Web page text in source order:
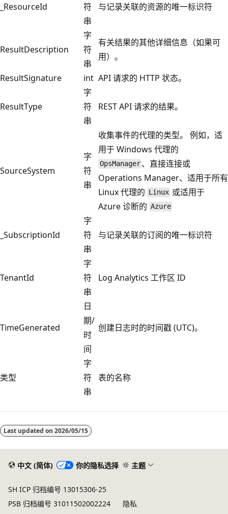
_ResourceId
符
串
与记录关联的资源的唯一标识符
ResultDescription
字
符
串
有关结果的其他详细信息（如果可
用）。
ResultSignature
int API 请求的 HTTP 状态。
ResultType
字
符
串
REST API 请求的结果。
SourceSystem
字
符
串
收集事件的代理的类型。 例如，适
用于 Windows 代理的
OpsManager 、直接连接或
Operations Manager、适用于所有
Linux 代理的 Linux 或适用于
Azure 诊断的 Azure
_SubscriptionId
字
符
串
与记录关联的订阅的唯一标识符
TenantId
字
符
串
Log Analytics 工作区 ID
TimeGenerated
日
期/
时
间
创建日志时的时间戳 (UTC)。
类型
字
符
串
表的名称
模
式
Last updated on 2026/05/15
中文 (简体) 你的隐私选择 主题
SH ICP 归档编号 13015306-25
PSB 归档编号 31011502002224
隐私